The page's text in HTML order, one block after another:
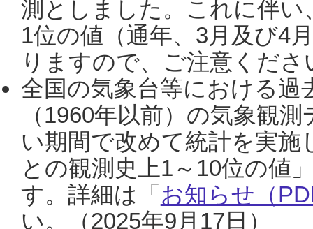
測としました。これに伴い
1位の値（通年、3月及び4
りますので、ご注意くだ
全国の気象台等における過
（1960年以前）の気象観
い期間で改めて統計を実
との観測史上1～10位の値
す。詳細は「 お知らせ（
い。（2025年9月17日）